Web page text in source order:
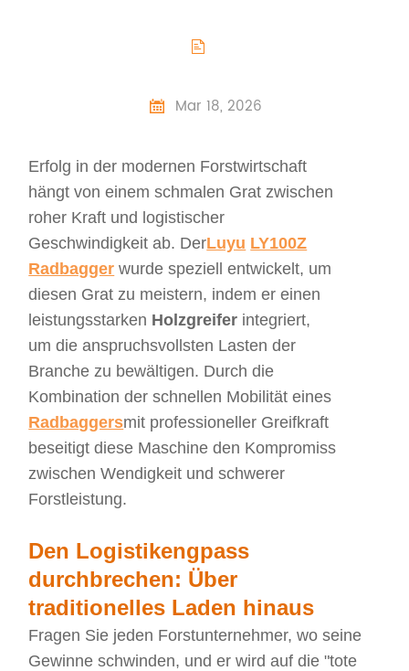

 Mar 18, 2026
Erfolg in der modernen Forstwirtschaft
hängt von einem schmalen Grat zwischen
roher Kraft und logistischer
Geschwindigkeit ab. DerLuyu LY100Z
Radbagger wurde speziell entwickelt, um
diesen Grat zu meistern, indem er einen
leistungsstarken Holzgreifer integriert,
um die anspruchsvollsten Lasten der
Branche zu bewältigen. Durch die
Kombination der schnellen Mobilität eines
Radbaggersmit professioneller Greifkraft
beseitigt diese Maschine den Kompromiss
zwischen Wendigkeit und schwerer
Forstleistung.
Den Logistikengpass
durchbrechen: Über
traditionelles Laden hinaus
Fragen Sie jeden Forstunternehmer, wo seine
Gewinne schwinden, und er wird auf die "tote